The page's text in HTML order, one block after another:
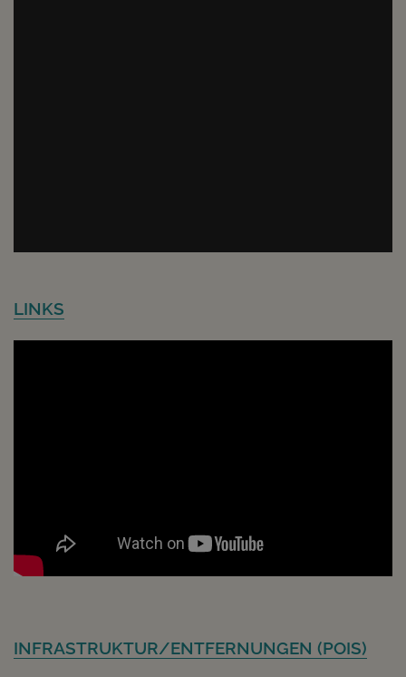
LINKS
INFRASTRUKTUR/ENTFERNUNGEN (POIS)